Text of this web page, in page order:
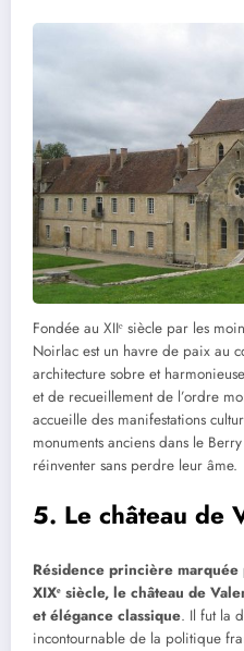
Fondée au XIIᵉ siècle par les
Noirlac est un havre de paix au
architecture sobre et
et de recueillement de l’ordre
accueille des manifestations
monuments anciens dans le
réinventer sans perdre leur âme.
5. Le château de
Résidence princière
XIXᵉ siècle, le château de
et élégance classique. Il fut la
incontournable de la politique